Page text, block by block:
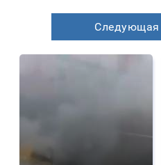
Следующая